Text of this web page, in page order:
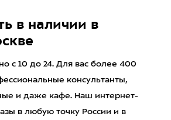
в наличии в
с 10 до 24. Для вас более 400
консультанты,
и даже кафе. Наш интернет-
в любую точку России и в